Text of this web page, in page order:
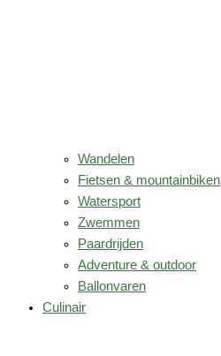
Wandelen
Fietsen & mountainbiken
Watersport
Zwemmen
Paardrijden
Adventure & outdoor
Ballonvaren
Culinair